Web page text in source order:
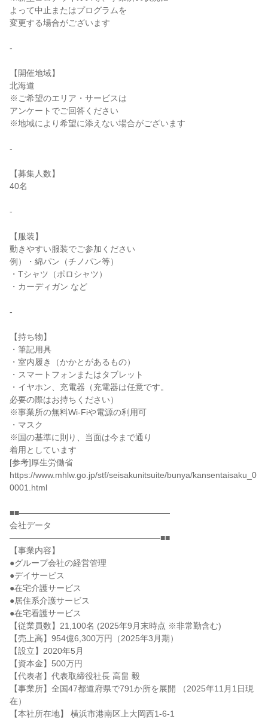
よって中止またはプログラムを
変更する場合がございます
-
【開催地域】
北海道
※ご希望のエリア・サービスは
アンケートでご回答ください
※地域により希望に添えない場合がございます
-
【募集人数】
40名
-
【服装】
動きやすい服装でご参加ください
例）・綿パン（チノパン等）
・Tシャツ（ポロシャツ）
・カーディガン など
-
【持ち物】
・筆記用具
・室内履き（かかとがあるもの）
・スマートフォンまたはタブレット
・イヤホン、充電器（充電器は任意です。
必要の際はお持ちください）
※事業所の無料Wi-Fiや電源の利用可
・マスク
※国の基準に則り、当面は今まで通り
着用としています
[参考]厚生労働省
https://www.mhlw.go.jp/stf/seisakunitsuite/bunya/kansentaisaku_0
0001.html
■■――――――――――――――――――
会社データ
――――――――――――――――――■■
【事業内容】
●グループ会社の経営管理
●デイサービス
●在宅介護サービス
●居住系介護サービス
●在宅看護サービス
【従業員数】21,100名 (2025年9月末時点 ※非常勤含む)
【売上高】954億6,300万円（2025年3月期）
【設立】2020年5月
【資本金】500万円
【代表者】代表取締役社長 高畠 毅
【事業所】全国47都道府県で791か所を展開 （2025年11月1日現
在）
【本社所在地】 横浜市港南区上大岡西1-6-1